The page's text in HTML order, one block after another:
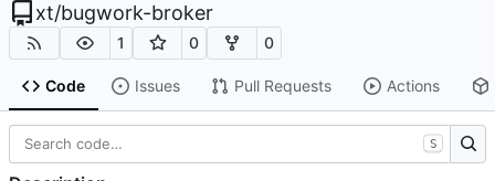
xt/bugwork-broker
1 0 0
Code Issues Pull Requests Actions
S